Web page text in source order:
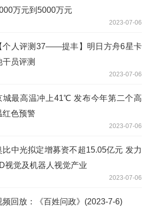
万元到5000万元
2023-07-06
个人评测37——提丰】明日方舟6星卡
干员评测
2023-07-06
城最高温冲上41℃ 发布今年第二个高
红色预警
2023-07-06
比中光拟定增募资不超15.05亿元 发力
视觉及机器人视觉产业
2023-07-06
频回放：《百姓问政》(2023-7-6)